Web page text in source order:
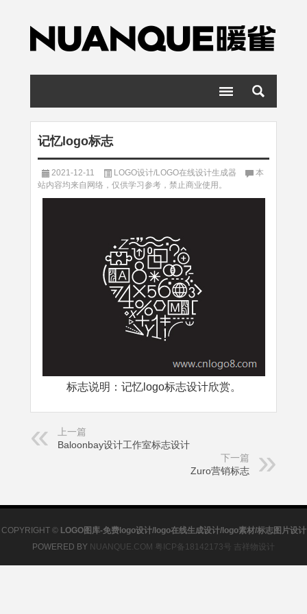
记忆logo标志
2021-12-11 LOGO设计/LOGO在线设计生成器
本
站内容均来自网络，仅供学习参考，禁止商业使用。
标志说明：记忆logo标志设计欣赏。
上一篇
Baloonbay设计工作室标志设计
下一篇
Zuro营销标志
COPYRIGHT © LOGO图库-免费logo设计/logo在线生成设计/logo素材/标志图片设计
POWERED BY NUANQUE.COM 粤ICP备18142173号 吉祥物设计